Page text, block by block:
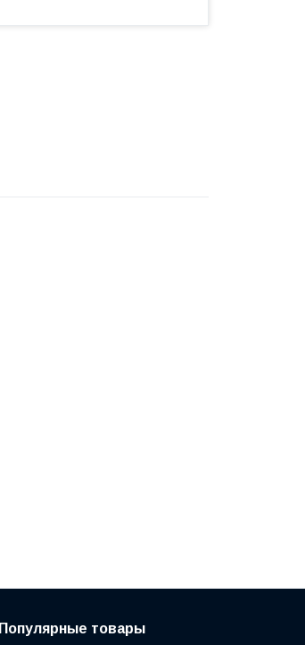
Популярные товары